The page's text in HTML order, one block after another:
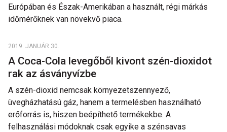
Európában és Észak-Amerikában a használt, régi márkás
időmérőknek van növekvő piaca.
2019. JANUÁR 30.
A Coca-Cola levegőből kivont szén-dioxidot
rak az ásványvízbe
A szén-dioxid nemcsak környezetszennyező,
üvegházhatású gáz, hanem a termelésben használható
erőforrás is, hiszen beépíthető termékekbe. A
felhasználási módoknak csak egyike a szénsavas